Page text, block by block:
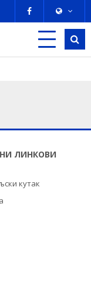
ЛИНКОВИ
кутак